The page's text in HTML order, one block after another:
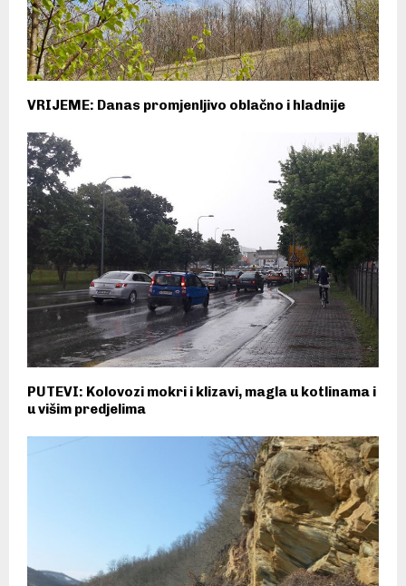
VRIJEME: Danas promjenljivo oblačno i hladnije
PUTEVI: Kolovozi mokri i klizavi, magla u kotlinama i
u višim predjelima